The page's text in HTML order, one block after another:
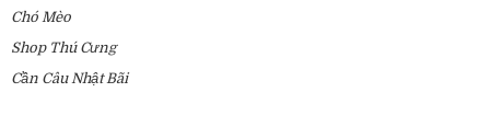
Chó Mèo
Shop Thú Cưng
Cần Câu Nhật Bãi